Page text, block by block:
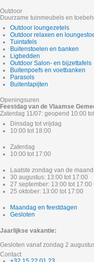
Outdoor
Duurzame tuinmeubels en
Outdoor loungezetels
Outdoor relaxen en
Tuintafels
Buitenstoelen en banken
Ligbedden
Outdoor Salon- en bijzettafels
Buitenpoefs en voetbanken
Parasols
Buitentapijten
Openingsuren
Feestdag van de Vlaamse
Zaterdag 11/07: geopend 10:00
Dinsdag tot vrijdag
10:00 tot 18:00
Zaterdag
10:00 tot 17:00
Laatste zondag van de maand
30 augustus: 13:00 tot 17:00
27 september: 13:00 tot 17:00
25 oktober: 13:00 tot 17:00
Maandag en feestdagen
Gesloten
Jaarlijkse vakantie:
Gesloten vanaf zondag 2
Contact